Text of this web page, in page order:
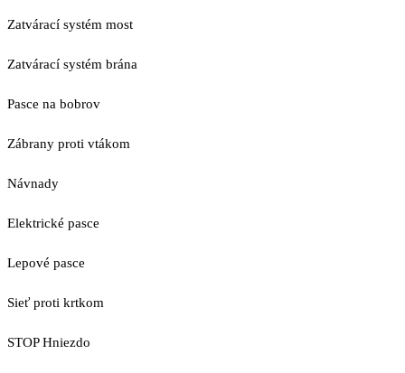
Zatvárací systém most
Zatvárací systém brána
Pasce na bobrov
Zábrany proti vtákom
Návnady
Elektrické pasce
Lepové pasce
Sieť proti krtkom
STOP Hniezdo